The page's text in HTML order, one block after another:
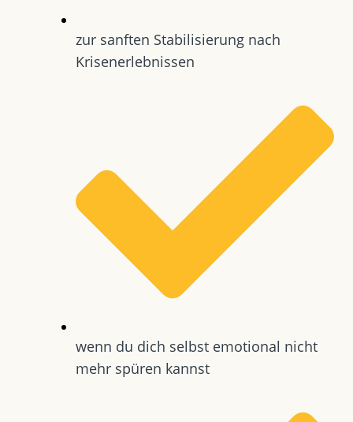
zur sanften Stabilisierung nach
Krisenerlebnissen
wenn du dich selbst emotional nicht
mehr spüren kannst